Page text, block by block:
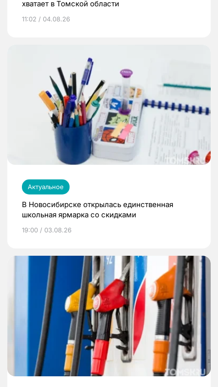
хватает в Томской области
11:02 / 04.08.26
Актуальное
В Новосибирске открылась единственная
школьная ярмарка со скидками
19:00 / 03.08.26